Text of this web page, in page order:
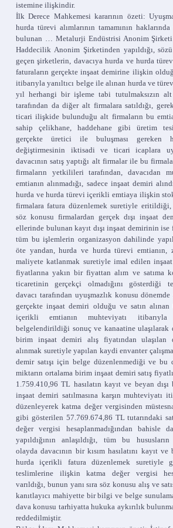
istemine ilişkindir.
İlk Derece Mahkemesi kararının özeti:
hurda türevi alımlarının tamamının
bulunan … Metalurji Endüstrisi Anonim
Haddecilik Anonim Şirketinden yapıldığı,
geçen şirketlerin, davacıya hurda ve hurda
faturaların gerçekte inşaat demirine ilişkin
itibarıyla yanıltıcı belge ile alınan hurda ve
yıl herhangi bir işleme tabi tutulmaksızın
tarafından da diğer alt firmalara satıldığı,
ticari ilişkide bulunduğu alt firmaların bu
sahip çelikhane, haddehane gibi üretim
gerçekte üretici ile buluşması gereken
değiştirmesinin iktisadi ve ticari icaplara
davacının satış yaptığı alt firmalar ile bu
firmaların yetkilileri tarafından, davacıdan
emtianın alınmadığı, sadece inşaat demiri
hurda ve hurda türevi içerikli emtiaya ilişkin
firmalara fatura düzenlemek suretiyle eritildiği,
söz konusu firmalardan gerçek dışı inşaat
ellerinde bulunan kayıt dışı inşaat demirinin ise
tüm bu işlemlerin organizasyon dahilinde
öte yandan, hurda ve hurda türevi emtianın,
maliyete katlanmak suretiyle imal edilen
fiyatlarına yakın bir fiyattan alım ve satıma
ticaretinin gerçekçi olmadığını gösterdiği
davacı tarafından uyuşmazlık konusu dönemde
gerçekte inşaat demiri olduğu ve satın
içerikli emtianın muhteviyatı itibarıyla
belgelendirildiği sonuç ve kanaatine
birim inşaat demiri alış fiyatından ulaşılan
alınmak suretiyle yapılan kaydi envanter
demir satışı için belge düzenlenmediği ve bu
miktarın ortalama birim inşaat demiri satış
1.759.410,96 TL hasılatın kayıt ve beyan dışı
inşaat demiri satılmasına karşın muhteviyatı
düzenleyerek katma değer vergisinden
gibi gösterilen 57.769.674,86 TL tutarındaki
değer vergisi hesaplanmadığından bahisle
yapıldığının anlaşıldığı, tüm bu
olayda davacının bir kısım hasılatını kayıt ve
hurda içerikli fatura düzenlemek suretiyle
teslimlerine ilişkin katma değer vergisi
varıldığı, bunun yanı sıra söz konusu alış ve
kanıtlayıcı mahiyette bir bilgi ve belge
dava konusu tarhiyatta hukuka aykırılık
reddedilmiştir.